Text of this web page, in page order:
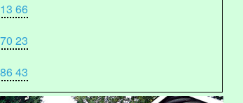
66
23
43